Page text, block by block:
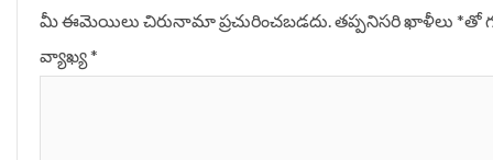
మీ ఈమెయిలు చిరునామా ప్రచురించబడదు.తప్పనిసరి ఖాళీలు *‌తో
వ్యాఖ్య*